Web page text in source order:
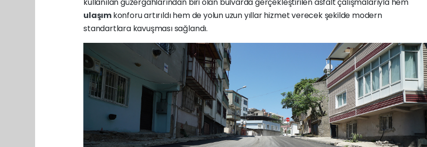
kullanılan güzergahlarından biri olan bulvarda gerçekleştirilen asfalt çalışmalarıyla hem
ulaşımkonforu artırıldı hem de yolun uzun yıllar hizmet verecek şekilde modern
standartlara kavuşması sağlandı.